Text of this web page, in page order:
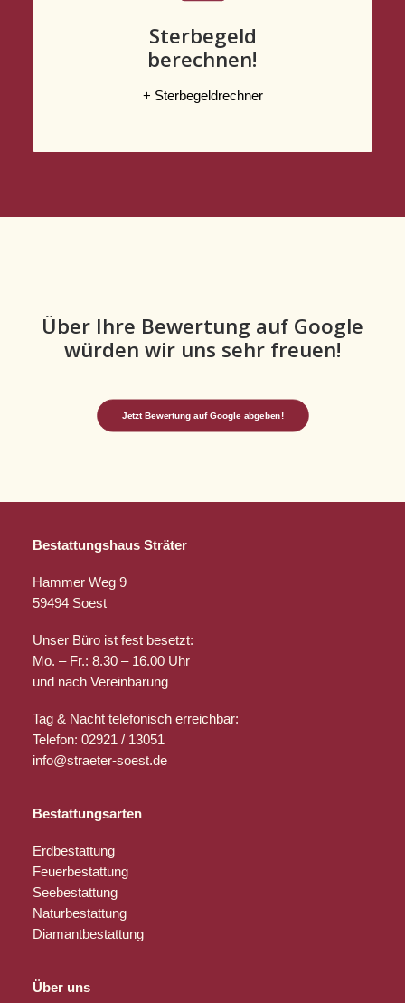
Sterbegeld
berechnen!
+ Sterbegeldrechner
Über Ihre Bewertung auf Google
würden wir uns sehr freuen!
Jetzt Bewertung auf Google abgeben!
Bestattungshaus Sträter
Hammer Weg 9
59494 Soest
Unser Büro ist fest besetzt:
Mo. – Fr.: 8.30 – 16.00 Uhr
und nach Vereinbarung
Tag & Nacht telefonisch erreichbar:
Telefon: 02921 / 13051
info@straeter-soest.de
Bestattungsarten
Erdbestattung
Feuerbestattung
Seebestattung
Naturbestattung
Diamantbestattung
Über uns